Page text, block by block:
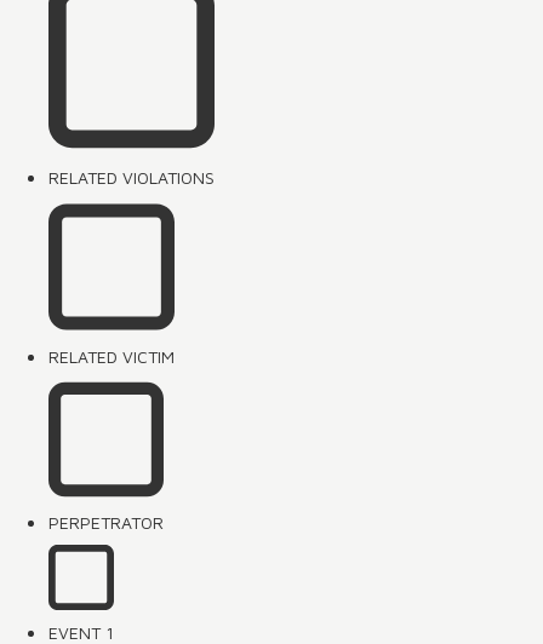
RELATED VIOLATIONS
RELATED VICTIM
PERPETRATOR
EVENT 1